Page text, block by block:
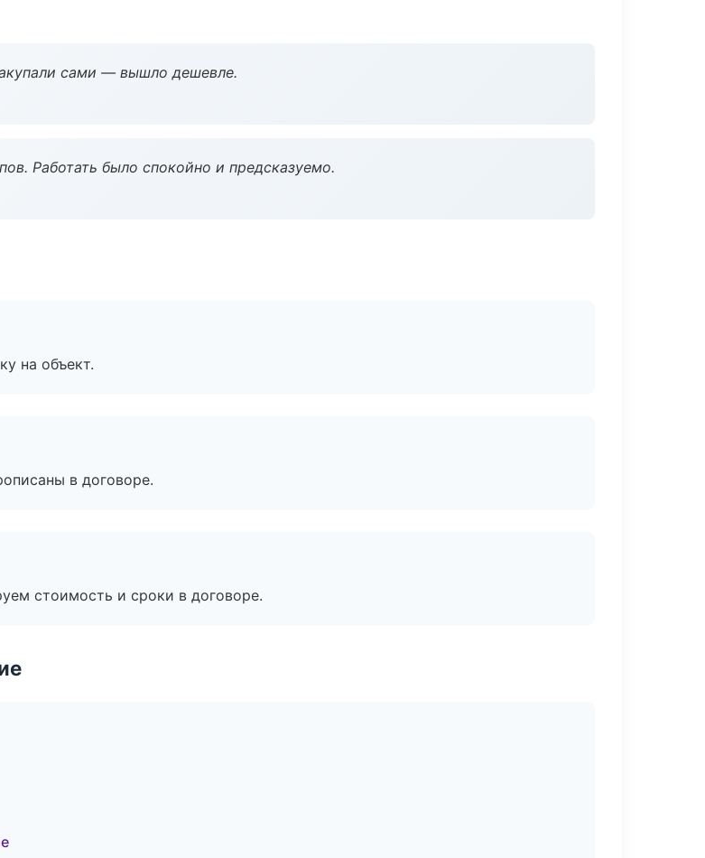
сами — вышло дешевле.
Работать было спокойно и предсказуемо.
на объект.
в договоре.
стоимость и сроки в договоре.